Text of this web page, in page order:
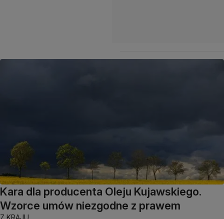
Kara dla producenta Oleju Kujawskiego.
Wzorce umów niezgodne z prawem
Z KRAJU